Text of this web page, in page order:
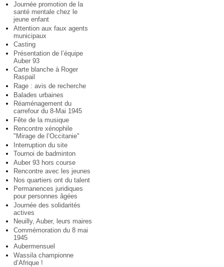
Journée promotion de la
santé mentale chez le
jeune enfant
Attention aux faux agents
municipaux
Casting
Présentation de l’équipe
Auber 93
Carte blanche à Roger
Raspail
Rage : avis de recherche
Balades urbaines
Réaménagement du
carrefour du 8-Mai 1945
Fête de la musique
Rencontre xénophile
"Mirage de l’Occitanie"
Interruption du site
Tournoi de badminton
Auber 93 hors course
Rencontre avec les jeunes
Nos quartiers ont du talent
Permanences juridiques
pour personnes âgées
Journée des solidarités
actives
Neuilly, Auber, leurs maires
Commémoration du 8 mai
1945
Aubermensuel
Wassila championne
d’Afrique !